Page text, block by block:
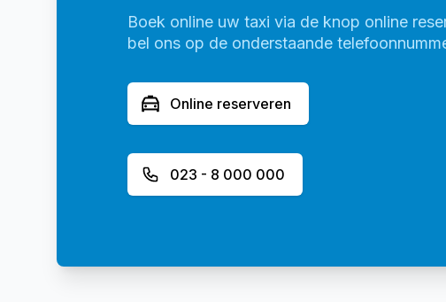
Boek online uw taxi via de knop online
bel ons op de onderstaande
Online reserveren
023 - 8 000 000